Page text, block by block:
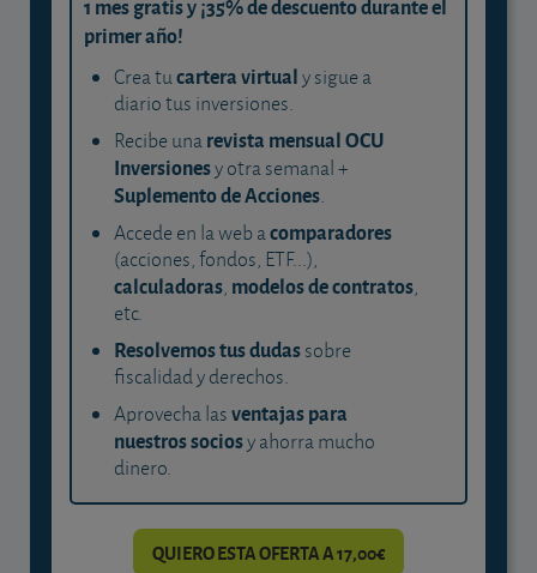
1 mes gratis y ¡35% de descuento durante el
primer año!
Crea tucartera virtualy sigue a
diario tus inversiones.
Recibe unarevista mensual OCU
Inversionesy otra semanal +
Suplemento de Acciones.
Accede en la web acomparadores
(acciones, fondos, ETF...),
calculadoras, modelos de contratos,
etc.
Resolvemos tus dudassobre
fiscalidad y derechos.
Aprovecha lasventajas para
nuestros sociosy ahorra mucho
dinero.
QUIERO ESTA OFERTA A 17,00€